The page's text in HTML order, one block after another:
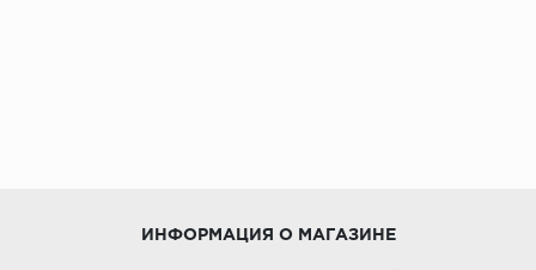
ИНФОРМАЦИЯ О МАГАЗИНЕ